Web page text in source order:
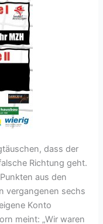
dass der
Richtung geht.
aus den
vergangenen sechs
Konto
meint: „Wir waren